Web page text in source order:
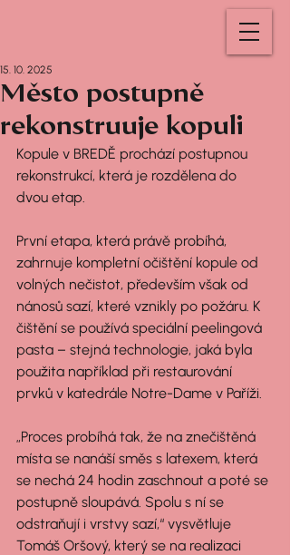
Město postupně
rekonstruuje kopuli
15. 10. 2025
Kopule v BREDĚ prochází postupnou
rekonstrukcí, která je rozdělena do
dvou etap.
První etapa, která právě probíhá,
zahrnuje kompletní očištění kopule od
volných nečistot, především však od
nánosů sazí, které vznikly po požáru. K
čištění se používá speciální peelingová
pasta – stejná technologie, jaká byla
použita například při restaurování
prvků v katedrále Notre-Dame v Paříži.
„Proces probíhá tak, že na znečištěná
místa se nanáší směs s latexem, která
se nechá 24 hodin zaschnout a poté se
postupně sloupává. Spolu s ní se
odstraňují i vrstvy sazí,“ vysvětluje
Tomáš Oršový, který se na realizaci